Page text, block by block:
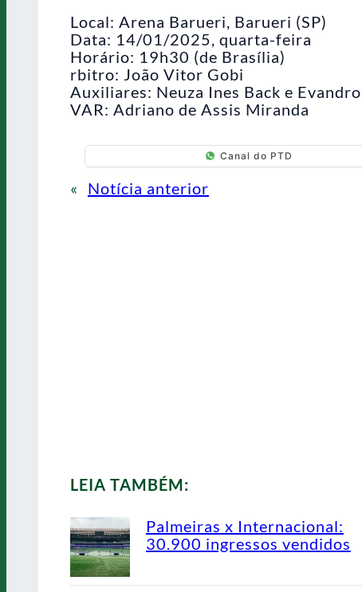
Local: Arena Barueri, Barueri (SP)
Data: 14/01/2025, quarta-feira
Horário: 19h30 (de Brasília)
rbitro: João Vitor Gobi
Auxiliares: Neuza Ines Back e
VAR: Adriano de Assis Miranda
Canal do PTD
« Notícia anterior
LEIA TAMBÉM:
Palmeiras x Internacional:
30.900 ingressos vendidos